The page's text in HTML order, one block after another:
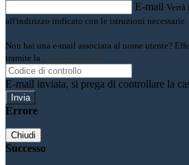
E-mail Verrà
all'indirizzo indicato con le istruzioni necessarie.
Non hai una e-mail associata al nome utente?
tramite la Login Spaggiari
E-mail inviata, si prega di controllare la
Errore
Chiudi
Successo